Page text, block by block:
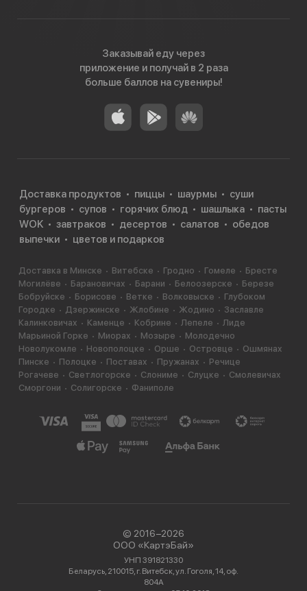
Заказывай еду через
приложение и получай в 2 раза
больше баллов на сувениры!
Доставка продуктов пиццы шаурмы
суши
бургеров
супов горячих блюд шашлыка
пасты
WOK
завтраков десертов салатов
обедов
выпечки
цветов и подарков
Доставка в Минске Витебске Гродно Гомеле
Бресте
Могилёве
Барановичах Барани Белоозерске
Березе
Бобруйске
Борисове Ветке Волковыске
Глубоком
Городке
Дзержинске Жлобине Жодино
Заславле
Калинковичах
Каменце Кобрине Лепеле
Лиде
Марьиной Горке
Миорах Мозыре
Молодечно
Новолукомле
Новополоцке Орше Островце
Ошмянах
Пинске
Полоцке Поставах Пружанах
Речице
Рогачеве
Светлогорске Слониме Слуцке
Смолевичах
Сморгони
Солигорске Фаниполе
© 2016−2026
ООО «КартэБай»
УНП 391821330
Беларусь, 210015, г. Витебск, ул. Гоголя, 14, оф.
804А